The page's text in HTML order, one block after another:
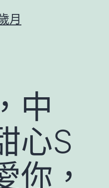
月
中
心S
你，